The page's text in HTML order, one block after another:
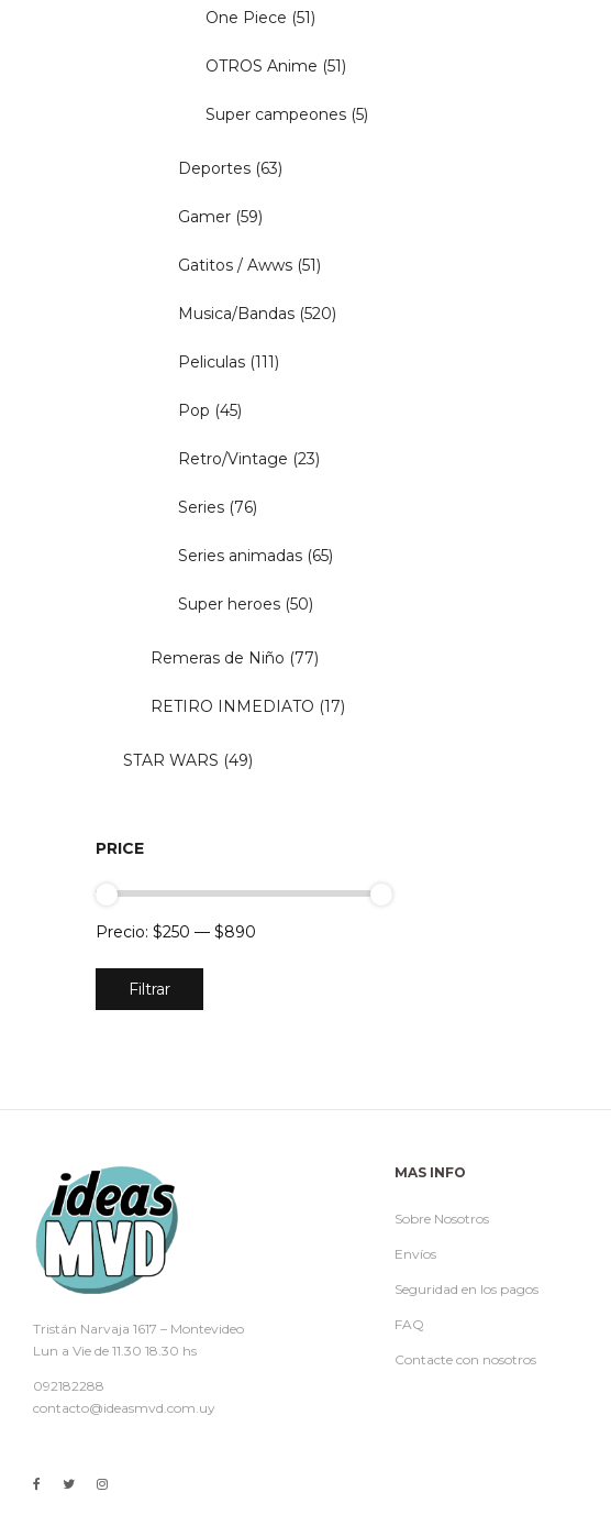
One Piece (51)
OTROS Anime (51)
Super campeones (5)
Deportes (63)
Gamer (59)
Gatitos / Awws (51)
Musica/Bandas (520)
Peliculas (111)
Pop (45)
Retro/Vintage (23)
Series (76)
Series animadas (65)
Super heroes (50)
Remeras de Niño (77)
RETIRO INMEDIATO (17)
STAR WARS (49)
PRICE
Precio
mínimo
Precio
máximo
Filtrar
Precio: $250 — $890
Tristán Narvaja 1617 – Montevideo
Lun a Vie de 11.30 18.30 hs
092182288
contacto@ideasmvd.com.uy
MAS INFO
Sobre Nosotros
Envíos
Seguridad en los pagos
FAQ
Contacte con nosotros